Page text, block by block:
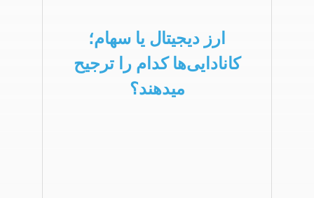
ارز دیجیتال یا سهام؛
کانادایی‌ها کدام را ترجیح
میدهند؟